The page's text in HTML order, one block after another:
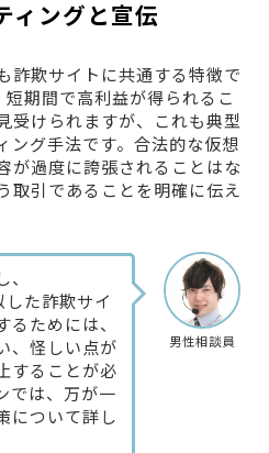
ィングと宣伝
詐欺サイトに共通する特徴で
期間で高利益が得られるこ
受けられますが、これも典型
ング手法です。合法的な仮想
が過度に誇張されることはな
取引であることを明確に伝え
男性相談員
た詐欺サイ
るためには、
、怪しい点が
することが必
では、万が一
について詳し